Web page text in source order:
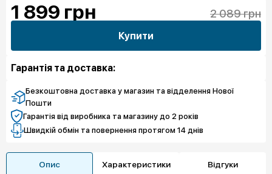
1 899 грн 2 089 грн
Купити
Гарантія та доставка:
Безкоштовна доставка у магазин та відделення Нової
Пошти
Гарантія від виробника та магазину до 2 років
Швидкій обмін та повернення протягом 14 днів
Опис Характеристики Відгуки